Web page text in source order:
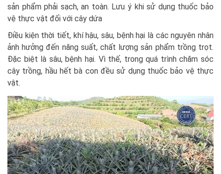
sản phẩm phải sạch, an toàn. Lưu ý khi sử dụng thuốc bảo
vệ thực vật đối với cây dứa
Điều kiện thời tiết, khí hậu, sâu, bệnh hại là các nguyên nhân
ảnh hưởng đến năng suất, chất lượng sản phẩm trồng trọt.
Đặc biệt là sâu, bệnh hại. Vì thế, trong quá trình chăm sóc
cây trồng, hầu hết bà con đều sử dụng thuốc bảo vệ thực
vật.